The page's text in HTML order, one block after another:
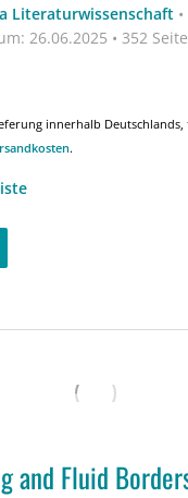
Literaturwissenschaft •
26.06.2025 • 352
innerhalb Deutschlands,
.
and Fluid